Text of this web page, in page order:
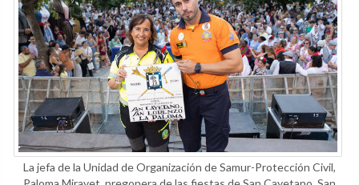
La jefa de la Unidad de Organización de Samur-Protección Civil,